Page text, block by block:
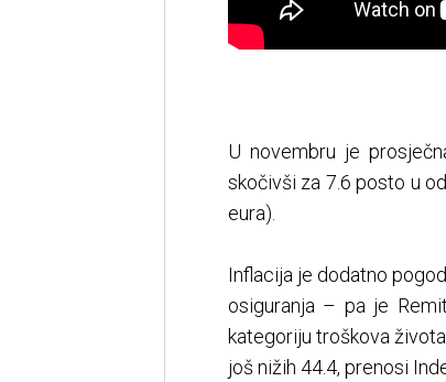
U novembru je
skočivši za 7.6 posto u
eura).
Inflacija je dodatno
osiguranja – pa je
kategoriju troškova
još nižih 44.4, prenosi